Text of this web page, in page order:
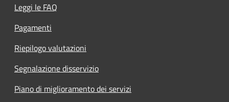
Leggi le FAQ
Pagamenti
Riepilogo valutazioni
Segnalazione disservizio
Piano di miglioramento dei servizi